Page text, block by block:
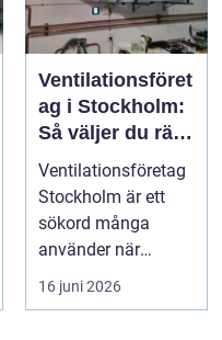
Ventilationsföret
ag i Stockholm:
Så väljer du rätt
partner för frisk
luft inomhus
Ventilationsföretag
Stockholm är ett
sökord många
använder när
inomhu...
16 juni 2026